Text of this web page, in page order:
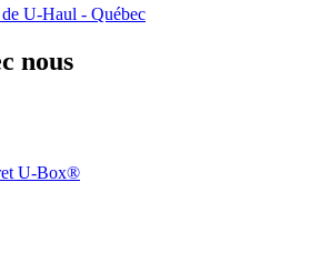
U-Haul - Québec
nous
U-Box®